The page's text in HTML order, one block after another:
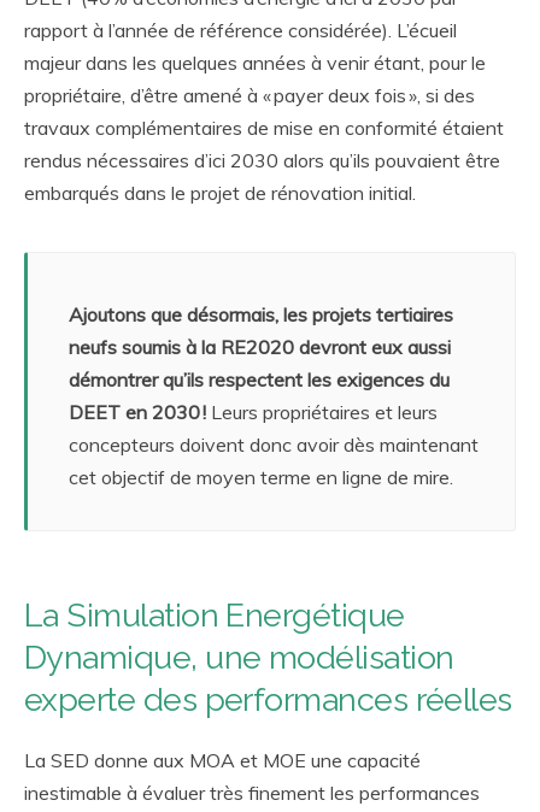
rapport à l’année de référence considérée). L’écueil
majeur dans les quelques années à venir étant, pour le
propriétaire, d’être amené à « payer deux fois », si des
travaux complémentaires de mise en conformité étaient
rendus nécessaires d’ici 2030 alors qu’ils pouvaient être
embarqués dans le projet de rénovation initial.
Ajoutons que désormais, les projets tertiaires
neufs soumis à la RE2020 devront eux aussi
démontrer qu’ils respectent les exigences du
DEET en 2030 ! Leurs propriétaires et leurs
concepteurs doivent donc avoir dès maintenant
cet objectif de moyen terme en ligne de mire.
La Simulation Energétique
Dynamique, une modélisation
experte des performances réelles
La SED donne aux MOA et MOE une capacité
inestimable à évaluer très finement les performances